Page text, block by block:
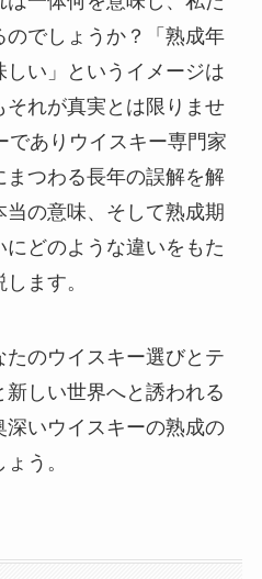
でしょうか？「熟成年
い」というイメージは
れが真実とは限りませ
でありウイスキー専門家
つわる長年の誤解を解
の意味、そして熟成期
どのような違いをもた
ます。
のウイスキー選びとテ
しい世界へと誘われる
深いウイスキーの熟成の
う。